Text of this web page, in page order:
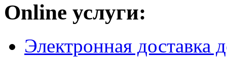
Online услуги:
Электронная доставка